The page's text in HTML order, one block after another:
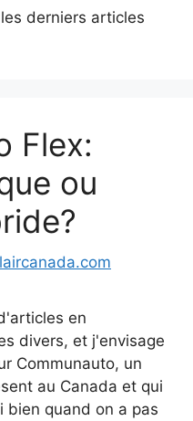
derniers articles
Flex:
ou
en
divers, et j'envisage
Communauto, un
au Canada et qui
bien quand on a pas